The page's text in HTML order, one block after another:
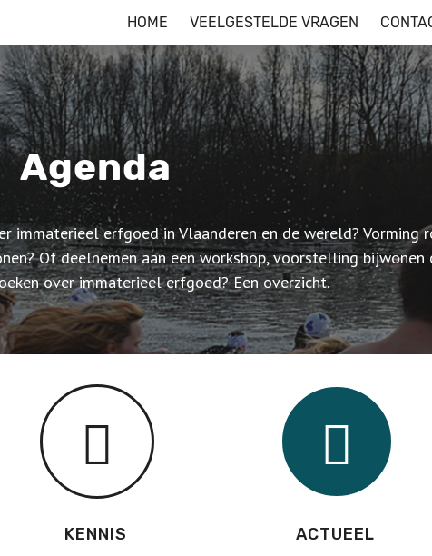
HOME VEELGESTELDE VRAGEN
Agenda
erfgoed in Vlaanderen en de wereld? Vorming
Of deelnemen aan een workshop, voorstelling bijwonen
over immaterieel erfgoed? Een overzicht.
KENNIS ACTUEEL